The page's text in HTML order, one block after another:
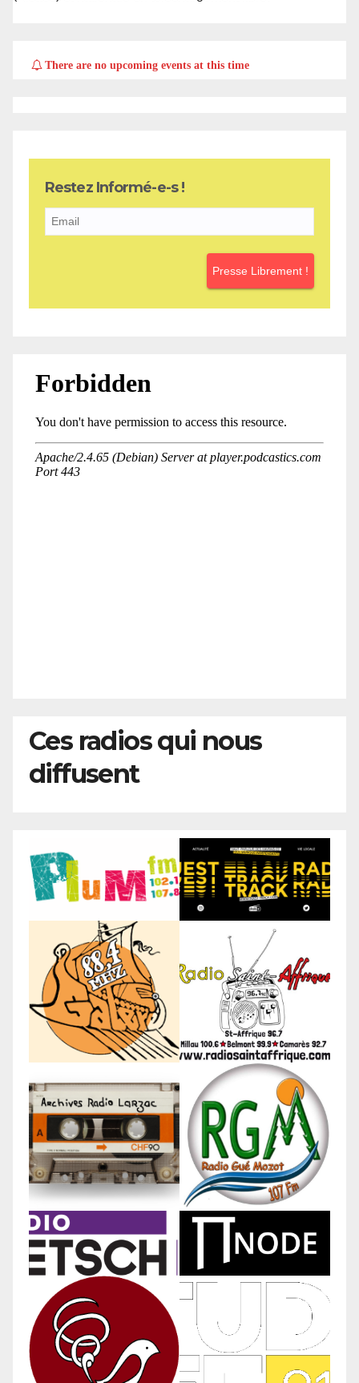
There are no upcoming events at this time
Restez Informé-e-s !
Ces radios qui nous
diffusent